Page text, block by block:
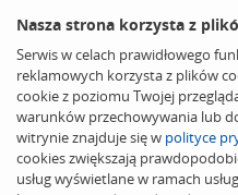
Nasza strona korzysta z
Serwis w celach prawidłowego
reklamowych korzysta z plików
cookie z poziomu Twojej
warunków przechowywania lub
witrynie znajduje się w polityce
cookies zwiększają
usług wyświetlane w ramach